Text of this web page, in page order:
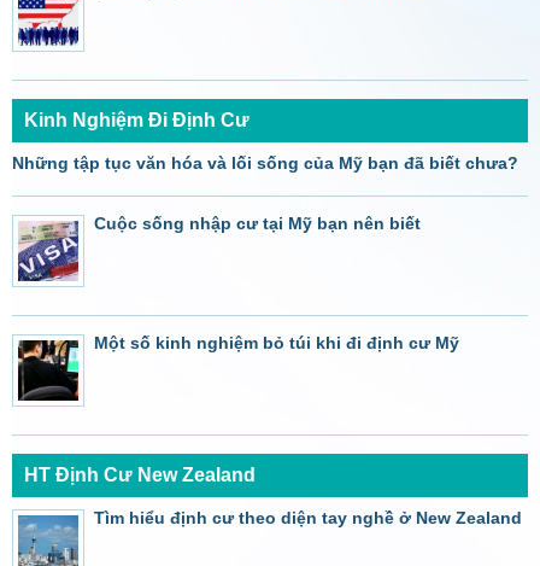
Kinh Nghiệm Đi Định Cư
Những tập tục văn hóa và lối sống của Mỹ bạn đã biết chưa?
Cuộc sống nhập cư tại Mỹ bạn nên biết
Một số kinh nghiệm bỏ túi khi đi định cư Mỹ
HT Định Cư New Zealand
Tìm hiểu định cư theo diện tay nghề ở New Zealand